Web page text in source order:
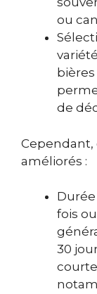
ou
de
améliorés :
fois
30